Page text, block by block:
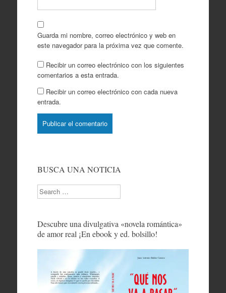
Guarda mi nombre, correo electrónico y web en
este navegador para la próxima vez que comente.
Recibir un correo electrónico con los siguientes
comentarios a esta entrada.
Recibir un correo electrónico con cada nueva
entrada.
BUSCA UNA NOTICIA
Search
Descubre una divulgativa «novela romántica»
de amor real ¡En ebook y ed. bolsillo!